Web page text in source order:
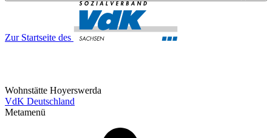
Zur Startseite des
Wohnstätte Hoyerswerda
VdK Deutschland
Metamenü